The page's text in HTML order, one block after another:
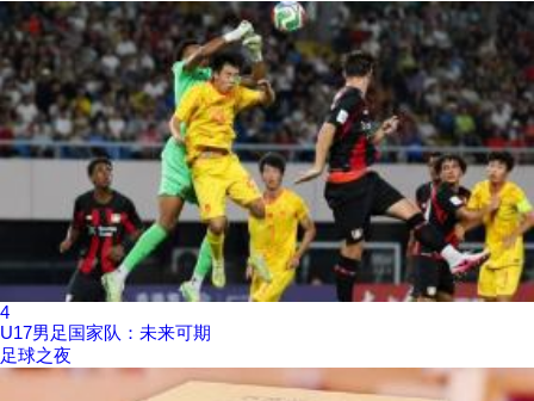
4
U17男足国家队：未来可期
足球之夜